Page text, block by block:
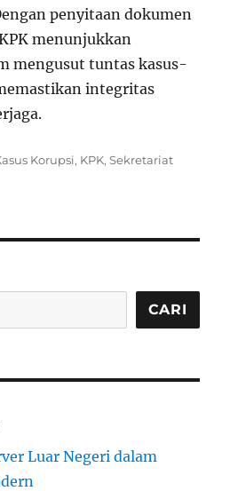
penyitaan dokumen
menunjukkan
mengusut tuntas kasus-
integritas
Korupsi, KPK,Sekretariat
CARI
Luar Negeri dalam